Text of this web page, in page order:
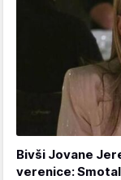
Bivši Jovane
verenice: